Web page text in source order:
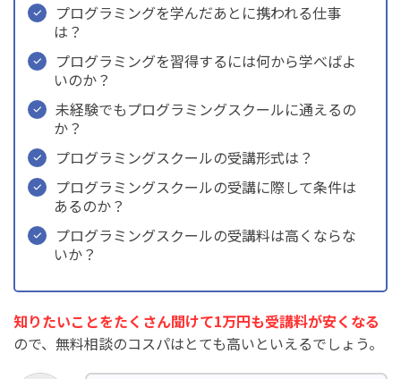
プログラミングを学んだあとに携われる仕事
は？
プログラミングを習得するには何から学べばよ
いのか？
未経験でもプログラミングスクールに通えるの
か？
プログラミングスクールの受講形式は？
プログラミングスクールの受講に際して条件は
あるのか？
プログラミングスクールの受講料は高くならな
いか？
知りたいことをたくさん聞けて1万円も受講料が安くなる
ので、無料相談のコスパはとても高いといえるでしょう。